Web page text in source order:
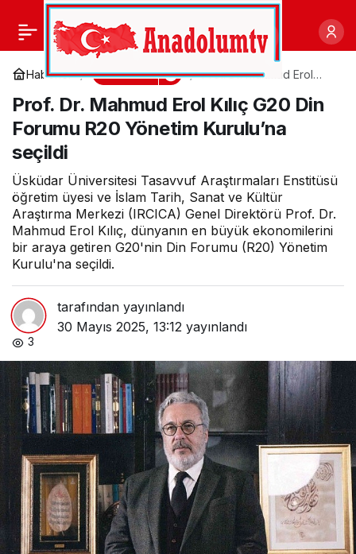
Haberler Ekonomi
Prof. Dr. Mahmud Erol
Yönetim Kurulu’na seçildi
Prof. Dr. Mahmud Erol Kılıç G20 Din
Forumu R20 Yönetim Kurulu’na
seçildi
Üsküdar Üniversitesi Tasavvuf Araştırmaları Enstitüsü
öğretim üyesi ve İslam Tarih, Sanat ve Kültür
Araştırma Merkezi (IRCICA) Genel Direktörü Prof. Dr.
Mahmud Erol Kılıç, dünyanın en büyük ekonomilerini
bir araya getiren G20'nin Din Forumu (R20) Yönetim
Kurulu'na seçildi.
tarafından yayınlandı
30 Mayıs 2025, 13:12 yayınlandı
3
Enerjisa Dağıtım Çağrı
Merkezlerinden rekor
hızda hizmet: 6,2 milyon
çağrı, saniyeler içinde
yanıtlandı
Paylaş